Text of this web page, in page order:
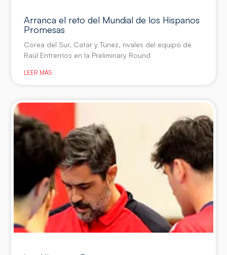
Arranca el reto del Mundial de los Hispanos
Promesas
Corea del Sur, Catar y Túnez, rivales del equipo de
Raúl Entrerríos en la Preliminary Round
LEER MÁS